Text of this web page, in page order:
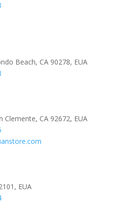
Beach, CA 90278, EUA
Clemente, CA 92672, EUA
EUA